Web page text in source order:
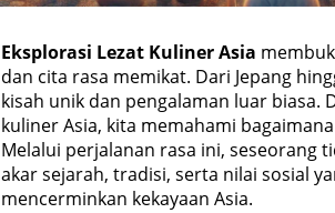
Eksplorasi Lezat Kuliner Asia
dan cita rasa memikat. Dari Jepang
kisah unik dan pengalaman luar biasa.
kuliner Asia, kita memahami
Melalui perjalanan rasa ini, seseorang
akar sejarah, tradisi, serta nilai sosial
mencerminkan kekayaan Asia.